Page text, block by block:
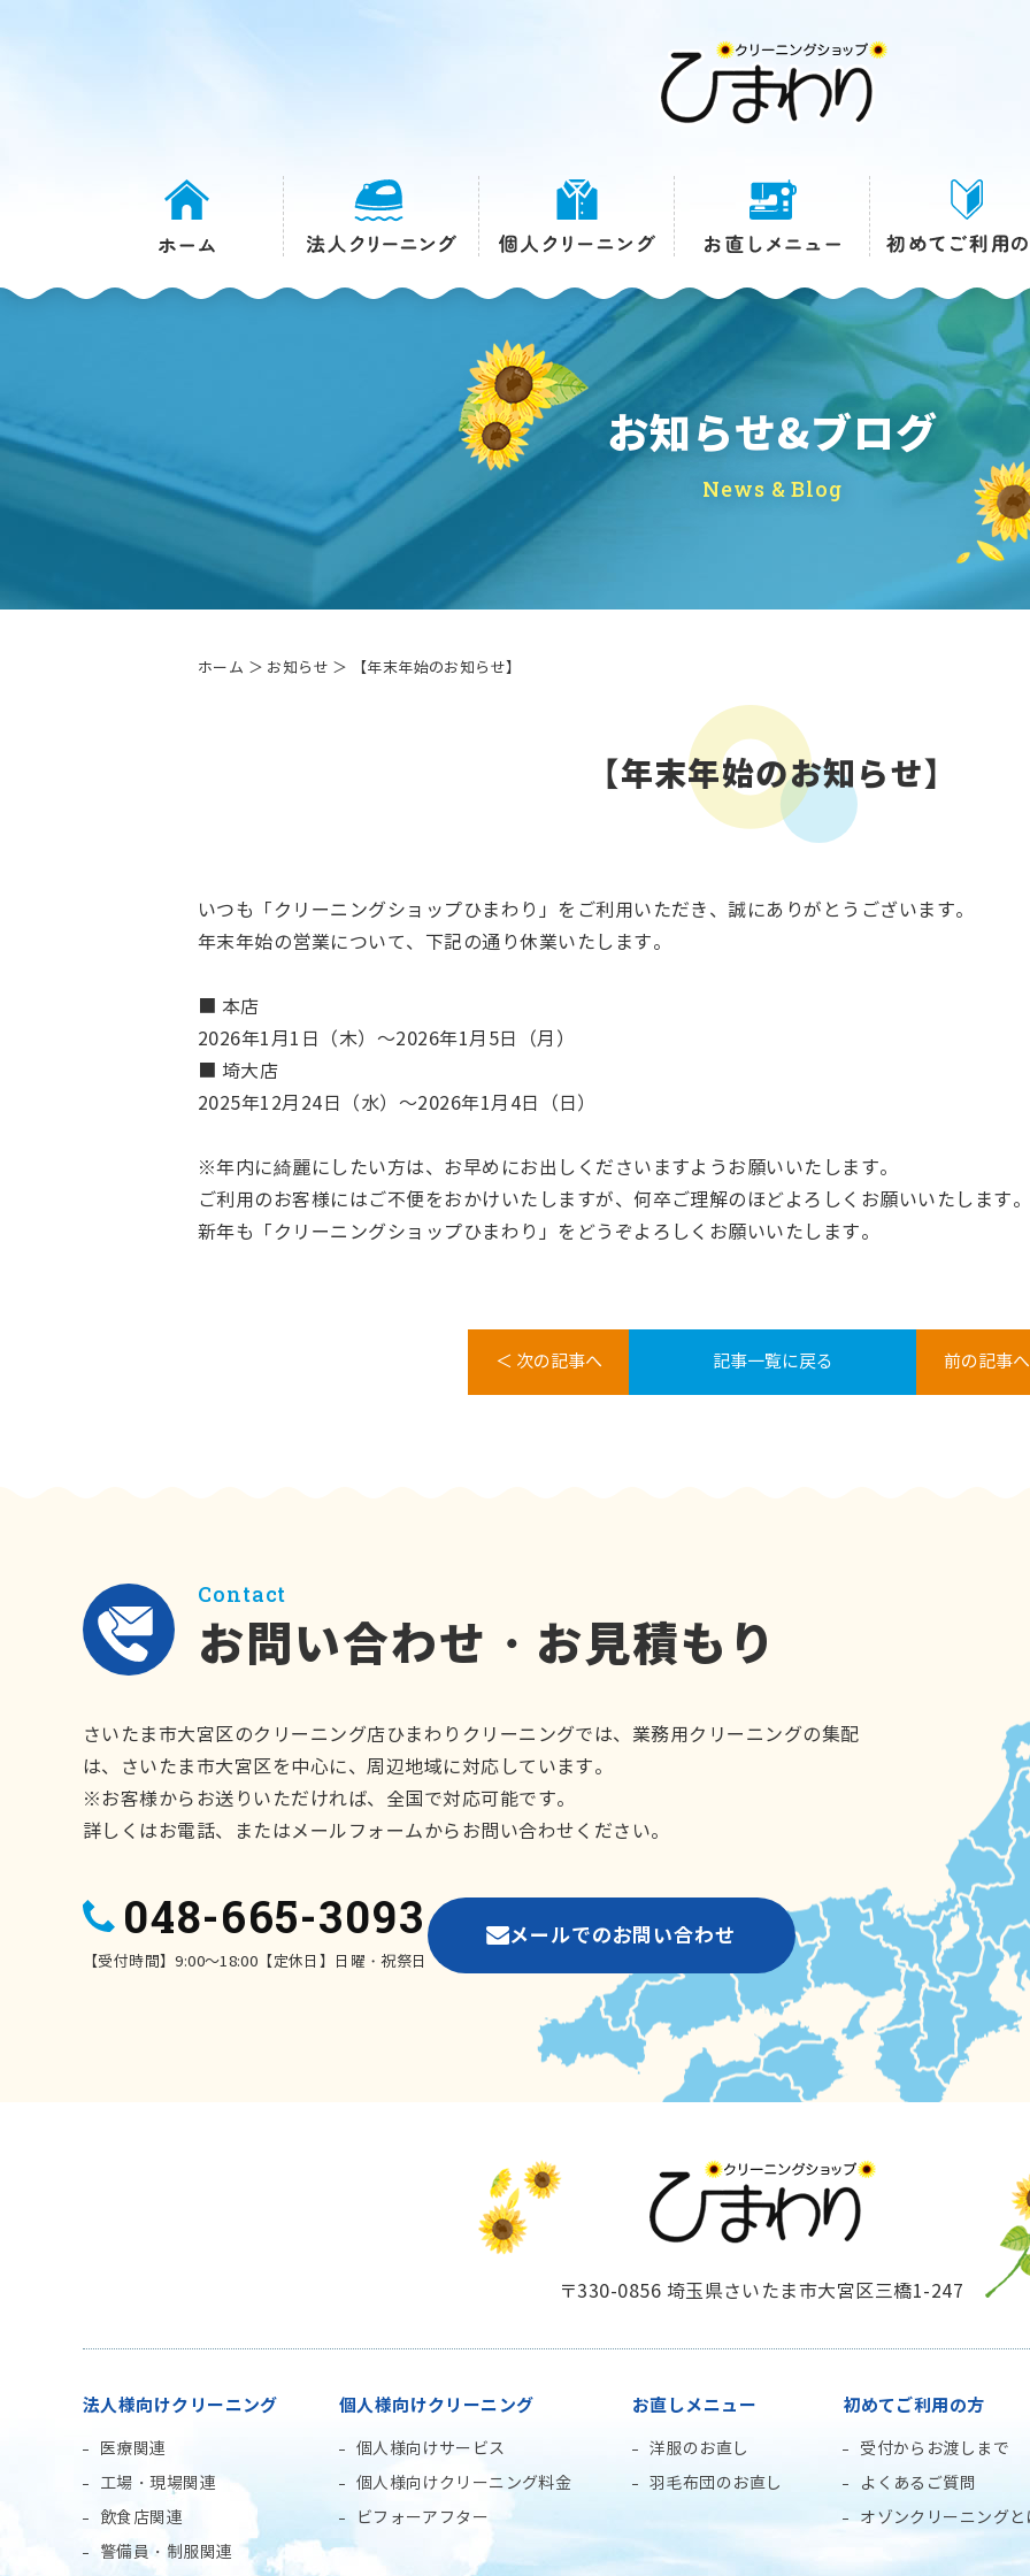
お知らせ&ブログ
News & Blog
ホーム ＞ お知らせ ＞ 【年末年始のお知らせ】
【年末年始のお知らせ】
いつも「クリーニングショップひまわり」をご利用いただき、誠にありがとうございます。
年末年始の営業について、下記の通り休業いたします。
■ 本店
2026年1月1日（木）～2026年1月5日（月）
■ 埼大店
2025年12月24日（水）～2026年1月4日（日）
※年内に綺麗にしたい方は、お早めにお出しくださいますようお願いいたします。
ご利用のお客様にはご不便をおかけいたしますが、何卒ご理解のほどよろしくお願いいたします
新年も「クリーニングショップひまわり」をどうぞよろしくお願いいたします。
＜ 次の記事へ 記事一覧に戻る 前の記事
Contact
お問い合わせ・お見積もり
さいたま市大宮区のクリーニング店ひまわりクリーニングでは、業務用クリーニングの集配
は、さいたま市大宮区を中心に、周辺地域に対応しています。
※お客様からお送りいただければ、全国で対応可能です。
詳しくはお電話、またはメールフォームからお問い合わせください。
048-665-3093
【受付時間】9:00～18:00【定休日】日曜・祝祭日
メールでのお問い合わせ
〒330-0856 埼玉県さいたま市大宮区三橋1-247
法人様向けクリーニング
医療関連
工場・現場関連
飲食店関連
警備員・制服関連
個人様向けクリーニング
個人様向けサービス
個人様向けクリーニング料金
ビフォーアフター
お直しメニュー
洋服のお直し
羽毛布団のお直し
初めてご利用の方
受付からお渡しまで
よくあるご質問
オゾンクリーニングと